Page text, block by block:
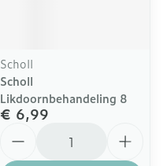
Scholl
Scholl
Likdoornbehandeling 8
€ 6,99